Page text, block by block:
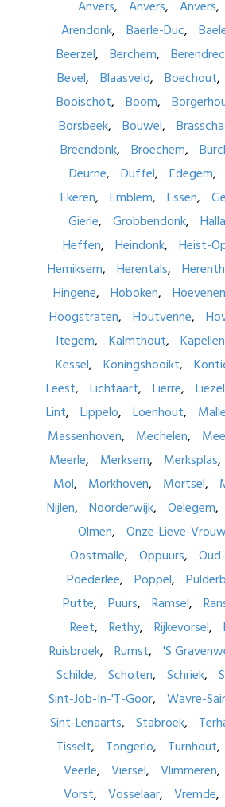
Anvers Anvers Anvers
Arendonk
Baerle-Duc
Beerzel
Berchem
Bevel
Blaasveld Boechout
Booischot
Boom
Borsbeek
Bouwel
Breendonk
Broechem
Deurne
Duffel Edegem
Ekeren
Emblem Essen
Gierle
Grobbendonk
Heffen
Heindonk
Heist-
Hemiksem
Herentals
Hingene
Hoboken
Hoogstraten
Houtvenne
Itegem
Kalmthout Kapellen
Kessel
Koningshooikt
Leest
Lichtaart Lierre
Lint
Lippelo Loenhout Malle
Massenhoven
Mechelen
Meerle
Merksem Merksplas
Mol
Morkhoven Mortsel
Nijlen
Noorderwijk Oelegem
Olmen
Onze-Lieve-
Oostmalle
Oppuurs
Poederlee
Poppel
Putte
Puurs Ramsel
Reet
Rethy Rijkevorsel
Ruisbroek
Rumst 'S
Schilde
Schoten Schriek
Sint-Job-In-'T-Goor
Wavre-
Sint-Lenaarts
Stabroek
Tisselt
Tongerlo Turnhout
Veerle
Viersel Vlimmeren
Vorst
Vosselaar Vremde